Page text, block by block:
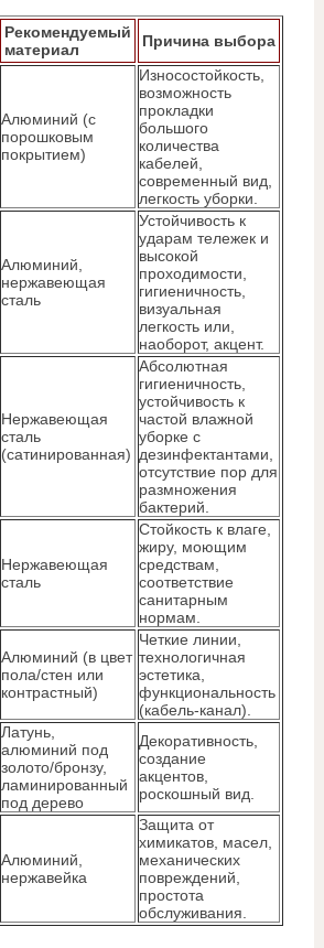
Рекомендуемый
материал
Причина выбора
Алюминий (с
порошковым
покрытием)
Износостойкость,
возможность
прокладки
большого
количества
кабелей,
современный вид,
легкость уборки.
Алюминий,
нержавеющая
сталь
Устойчивость к
ударам тележек и
высокой
проходимости,
гигиеничность,
визуальная
легкость или,
наоборот, акцент.
Нержавеющая
сталь
(сатинированная)
Абсолютная
гигиеничность,
устойчивость к
частой влажной
уборке с
дезинфектантами,
отсутствие пор для
размножения
бактерий.
Нержавеющая
сталь
Стойкость к влаге,
жиру, моющим
средствам,
соответствие
санитарным
нормам.
Алюминий (в цвет
пола/стен или
контрастный)
Четкие линии,
технологичная
эстетика,
функциональность
(кабель-канал).
Латунь,
алюминий под
золото/бронзу,
ламинированный
под дерево
Декоративность,
создание
акцентов,
роскошный вид.
Алюминий,
нержавейка
Защита от
химикатов, масел,
механических
повреждений,
простота
обслуживания.